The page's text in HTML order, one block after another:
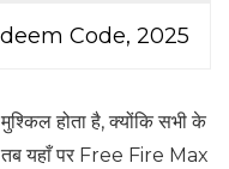
Code, 2025
होता है, क्योंकि सभी के
तब यहाँ पर Free Fire Max